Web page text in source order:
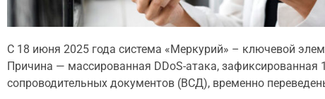
С 18 июня 2025 года система «Меркурий» – ключевой
Причина — массированная DDoS-атака,
сопроводительных документов (ВСД), временно